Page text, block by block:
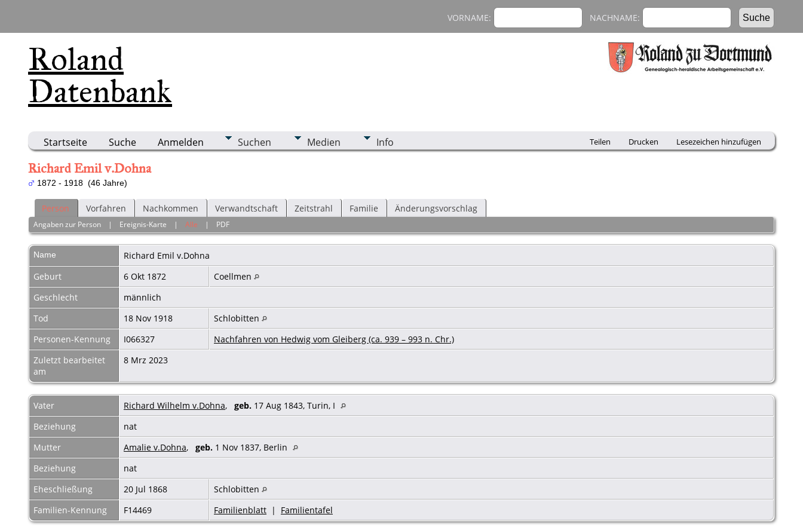
Roland
Datenbank
VORNAME: NACHNAME:
Startseite Suche Anmelden Suchen Medien Info Teilen Drucken Lesezeichen hinzufügen
Richard Emil v.Dohna
1872 - 1918 (46 Jahre)
Person Vorfahren Nachkommen Verwandtschaft Zeitstrahl Familie Änderungsvorschlag
Angaben zur Person | Ereignis-Karte |Alle | PDF
Name Richard Emil v.Dohna
Geburt
6 Okt 1872
Coellmen
Geschlecht
männlich
Tod
18 Nov 1918
Schlobitten
Personen-Kennung
I066327
Nachfahren von Hedwig vom Gleiberg (ca. 939 – 993 n. Chr.)
Zuletzt bearbeitet
am
8 Mrz 2023
Vater Richard Wilhelm v.Dohna, geb. 17 Aug 1843, Turin, I
Beziehung
nat
Mutter
Amalie v.Dohna, geb. 1 Nov 1837, Berlin
Beziehung
nat
Eheschließung
20 Jul 1868
Schlobitten
Familien-Kennung
F14469 Familienblatt | Familientafel